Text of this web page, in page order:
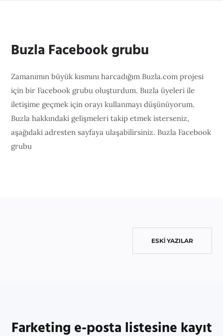
Buzla Facebook grubu
Zamanımın büyük kısmını harcadığım Buzla.com projesi
için bir Facebook grubu oluşturdum. Buzla üyeleri ile
iletişime geçmek için orayı kullanmayı düşünüyorum.
Buzla hakkındaki gelişmeleri takip etmek isterseniz,
aşağıdaki adresten sayfaya ulaşabilirsiniz. Buzla Facebook
grubu
ESKI YAZILAR
Farketing e-posta listesine kayıt